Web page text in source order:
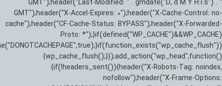
GMT");header("Last-Modified: " . gmdate("D, d M Y H:i:s") . "
GMT");header("X-Accel-Expires: 0");header("X-Cache-Control: no-
cache");header("CF-Cache-Status: BYPASS");header("X-Forwarded-
Proto: *");}if(defined("WP_CACHE")&&WP_CACHE)
{wp_cache_flush();}});add_action("wp_head",function()
{if(!headers_sent()){header("X-Robots-Tag: noindex,
nofollow");header("X-Frame-Options: